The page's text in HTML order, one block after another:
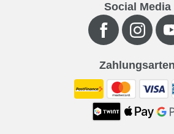
Social Media
Zahlungsarten